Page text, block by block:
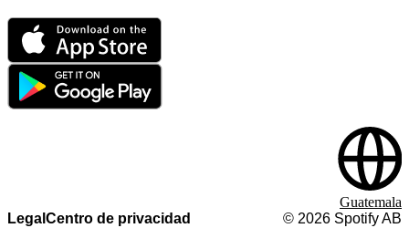
Legal Centro de privacidad
© 2026 Spotify AB
Guatemala